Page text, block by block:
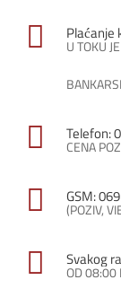
Plaćanje
U TOKU
Telefon:
CENA
GSM:
(POZIV,
Svakog
OD 08:00